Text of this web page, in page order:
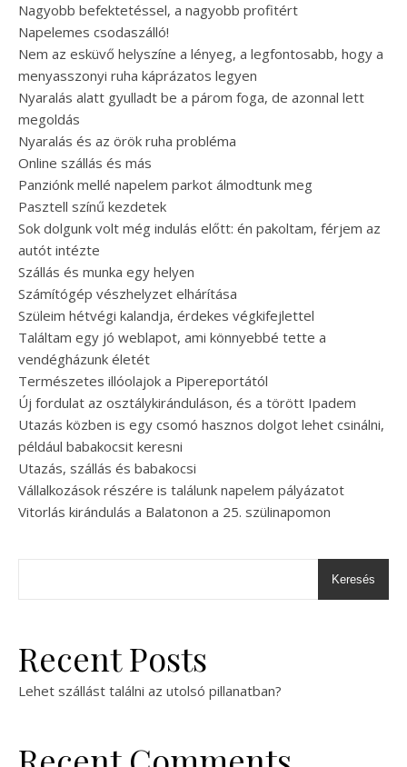
Nagyobb befektetéssel, a nagyobb profitért
Napelemes csodaszálló!
Nem az esküvő helyszíne a lényeg, a legfontosabb, hogy a
menyasszonyi ruha káprázatos legyen
Nyaralás alatt gyulladt be a párom foga, de azonnal lett
megoldás
Nyaralás és az örök ruha probléma
Online szállás és más
Panziónk mellé napelem parkot álmodtunk meg
Pasztell színű kezdetek
Sok dolgunk volt még indulás előtt: én pakoltam, férjem az
autót intézte
Szállás és munka egy helyen
Számítógép vészhelyzet elhárítása
Szüleim hétvégi kalandja, érdekes végkifejlettel
Találtam egy jó weblapot, ami könnyebbé tette a
vendégházunk életét
Természetes illóolajok a Pipereportától
Új fordulat az osztálykiránduláson, és a törött Ipadem
Utazás közben is egy csomó hasznos dolgot lehet csinálni,
például babakocsit keresni
Utazás, szállás és babakocsi
Vállalkozások részére is találunk napelem pályázatot
Vitorlás kirándulás a Balatonon a 25. szülinapomon
Keresés
Recent Posts
Lehet szállást találni az utolsó pillanatban?